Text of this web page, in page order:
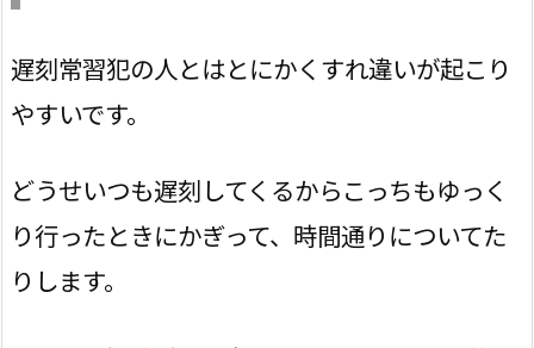
遅刻常習犯の人とはとにかくすれ違いが起こり
やすいです。
どうせいつも遅刻してくるからこっちもゆっく
り行ったときにかぎって、時間通りについてた
りします。